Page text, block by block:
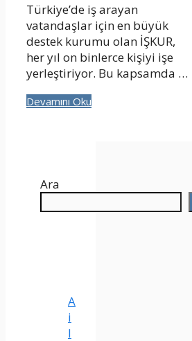
Türkiye’de iş arayan
vatandaşlar için en büyük
destek kurumu olan İŞKUR,
her yıl on binlerce kişiyi işe
yerleştiriyor. Bu kapsamda …
Devamını Oku
Ara
A
i
l